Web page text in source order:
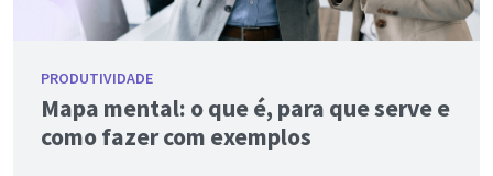
PRODUTIVIDADE
Mapa mental: o que é, para que serve e
como fazer com exemplos